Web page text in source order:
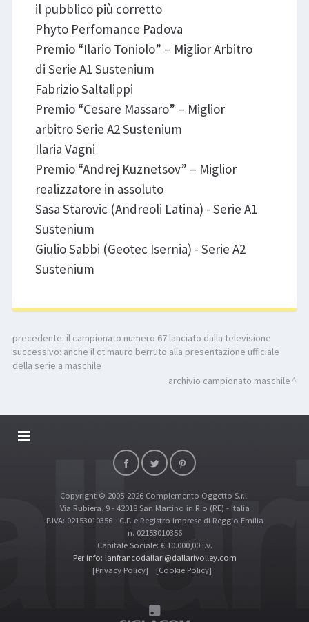
il pubblico più corretto
Phyto Perfomance Padova
Premio “Ilario Toniolo” – Miglior Arbitro
di Serie A1 Sustenium
Fabrizio Saltalippi
Premio “Cesare Massaro” – Miglior
arbitro Serie A2 Sustenium
Ilaria Vagni
Premio “Andrej Kuznetsov” – Miglior
realizzatore in assoluto
Sasa Starovic (Andreoli Latina) - Serie A1
Sustenium
Giulio Sabbi (Geotec Isernia) - Serie A2
Sustenium
precedente: il campionato numero 67 lanciato dalla televisione
successivo: anche il ct mauro berruto alla presentazione ufficiale
della serie a maschile
archivio campionato maschile
DALLARIVOLLEY SOSTIENE
TOP RICERCHE
SITE MAP
Copyright © 2005-2026 Complemento Oggetto S.r.l.
Via Rubiera, 9 - 42018 San Martino in Rio (RE) - Italia
P.IVA: 02153010356 - C.F. e Registro Imprese di Reggio Emilia
n. 02153010356
Capitale Sociale: € 10.000,00 i.v.
Per info: lanfrancodallari@dallarivolley.com
[Privacy Policy]
[Cookie Policy]